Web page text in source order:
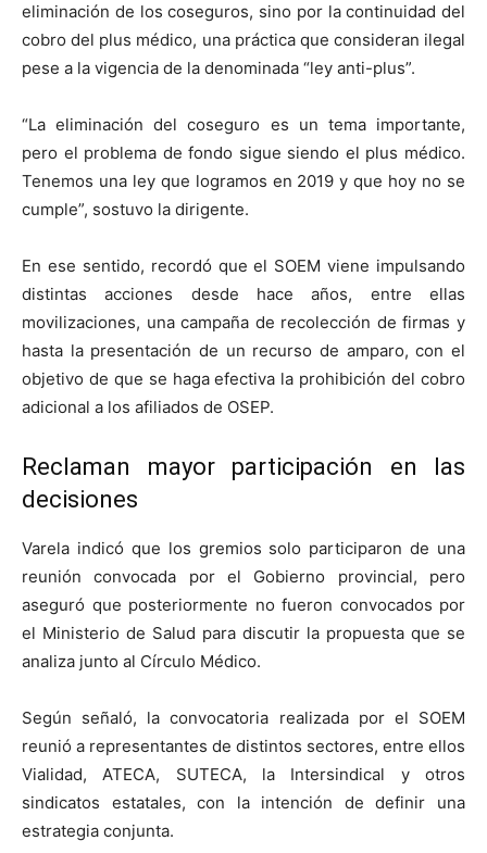
eliminación de los coseguros, sino por la continuidad del
cobro del plus médico, una práctica que consideran ilegal
pese a la vigencia de la denominada “ley anti-plus”.
“La eliminación del coseguro es un tema importante,
pero el problema de fondo sigue siendo el plus médico.
Tenemos una ley que logramos en 2019 y que hoy no se
cumple”, sostuvo la dirigente.
En ese sentido, recordó que el SOEM viene impulsando
distintas acciones desde hace años, entre ellas
movilizaciones, una campaña de recolección de firmas y
hasta la presentación de un recurso de amparo, con el
objetivo de que se haga efectiva la prohibición del cobro
adicional a los afiliados de OSEP.
Reclaman mayor participación en las
decisiones
Varela indicó que los gremios solo participaron de una
reunión convocada por el Gobierno provincial, pero
aseguró que posteriormente no fueron convocados por
el Ministerio de Salud para discutir la propuesta que se
analiza junto al Círculo Médico.
Según señaló, la convocatoria realizada por el SOEM
reunió a representantes de distintos sectores, entre ellos
Vialidad, ATECA, SUTECA, la Intersindical y otros
sindicatos estatales, con la intención de definir una
estrategia conjunta.